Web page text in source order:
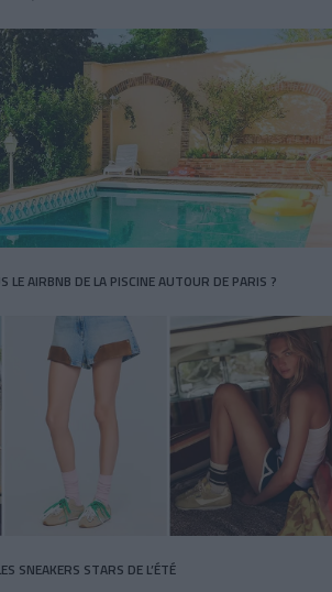
LE AIRBNB DE LA PISCINE AUTOUR DE PARIS ?
SNEAKERS STARS DE L’ÉTÉ